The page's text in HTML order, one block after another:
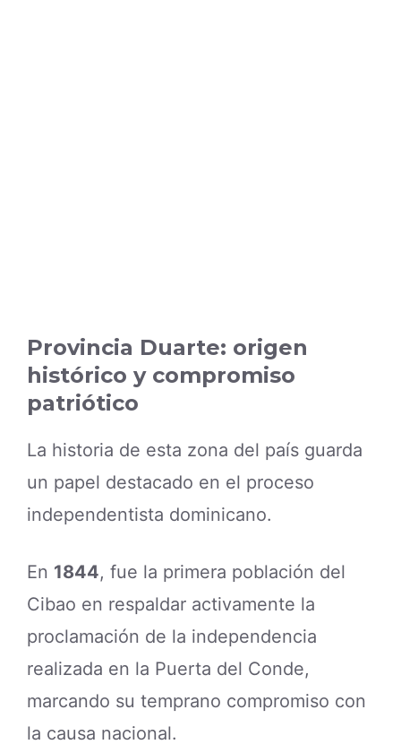
Provincia Duarte: origen
histórico y compromiso
patriótico
La historia de esta zona del país guarda
un papel destacado en el proceso
independentista dominicano.
En 1844, fue la primera población del
Cibao en respaldar activamente la
proclamación de la independencia
realizada en la Puerta del Conde,
marcando su temprano compromiso con
la causa nacional.